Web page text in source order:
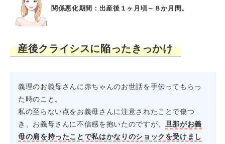
関係悪化期間：出産後１ヶ月頃～８か月間。
産後クライシスに陥ったきっかけ
義理のお義母さんに赤ちゃんのお世話を手伝ってもらっ
た時のこと。
私の至らない点をお義母さんに注意されたことで傷つ
き、お義母さんに不信感を抱いたのですが、
旦那がお義
母の肩を持ったことで私はかなりのショックを受けまし